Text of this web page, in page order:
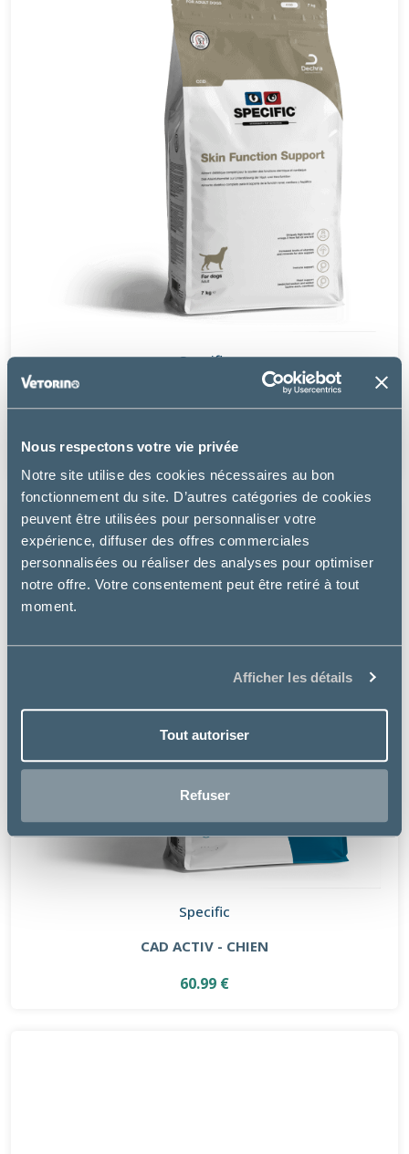
Nous respectons votre vie privée
Notre site utilise des cookies nécessaires au bon
fonctionnement du site. D’autres catégories de cookies
peuvent être utilisées pour personnaliser votre
expérience, diffuser des offres commerciales
personnalisées ou réaliser des analyses pour optimiser
notre offre. Votre consentement peut être retiré à tout
moment.
Afficher les détails
Tout autoriser
Refuser
Specific
COD SKIN FUNCTION SUPPORT – CHIEN
20.99€
Specific
CAD ACTIV - CHIEN
60.99 €